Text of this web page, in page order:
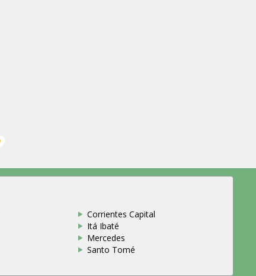
Corrientes Capital
Itá Ibaté
Mercedes
Santo Tomé